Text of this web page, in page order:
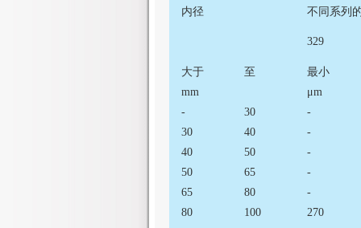
内径 不同系列
329
大于 至
最小
mm
μm
-
30
-
30
40
-
40
50
-
50
65
-
65
80
-
80
100
270